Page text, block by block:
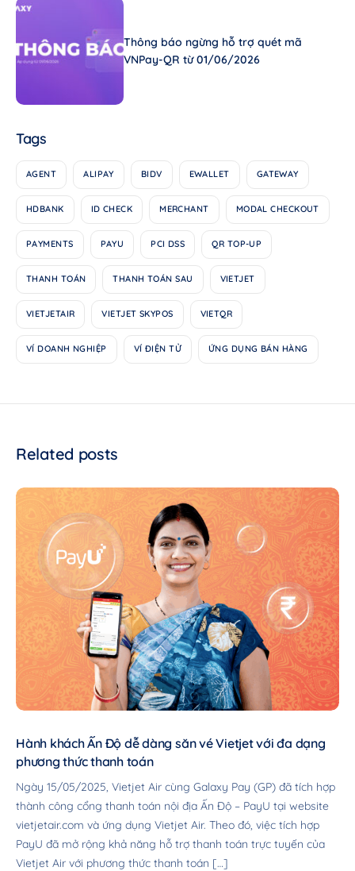
Thông báo ngừng hỗ trợ quét mã
VNPay-QR từ 01/06/2026
Tags
AGENT ALIPAY BIDV EWALLET GATEWAY
HDBANK ID CHECK MERCHANT MODAL CHECKOUT
PAYMENTS PAYU PCI DSS QR TOP-UP
THANH TOÁN THANH TOÁN SAU VIETJET
VIETJETAIR VIETJET SKYPOS VIETQR
VÍ DOANH NGHIỆP VÍ ĐIỆN TỬ ỨNG DỤNG BÁN HÀNG
Related posts
Hành khách Ấn Độ dễ dàng săn vé Vietjet với đa dạng
phương thức thanh toán
Ngày 15/05/2025, Vietjet Air cùng Galaxy Pay (GP) đã tích hợp
thành công cổng thanh toán nội địa Ấn Độ – PayU tại website
vietjetair.com và ứng dụng Vietjet Air. Theo đó, việc tích hợp
PayU đã mở rộng khả năng hỗ trợ thanh toán trực tuyến của
Vietjet Air với phương thức thanh toán […]